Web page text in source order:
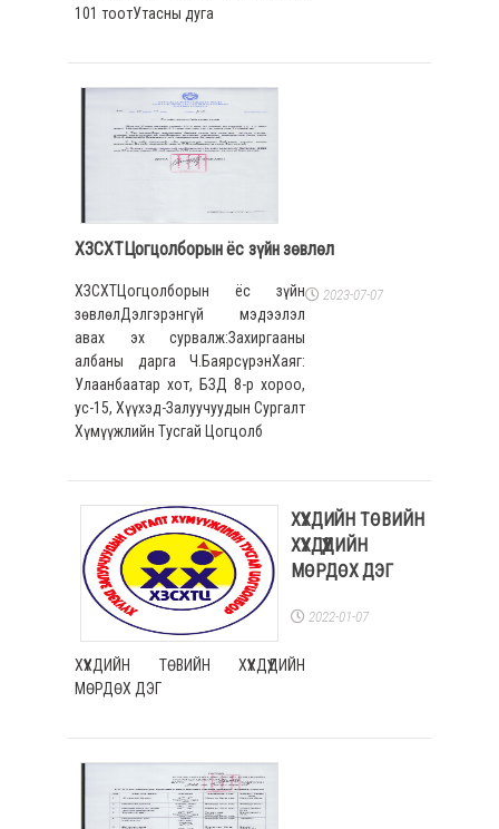
101 тоотУтасны дуга
ХЗСХТЦогцолборын ёс зүйн зөвлөл
2023-07-07
ХЗСХТЦогцолборын ёс зүйн
зөвлөлДэлгэрэнгүй мэдээлэл
авах эх сурвалж:Захиргааны
албаны дарга Ч.БаярсүрэнХаяг:
Улаанбаатар хот, БЗД 8-р хороо,
ус-15, Хүүхэд-Залуучуудын Сургалт
Хүмүүжлийн Тусгай Цогцолб
ХҮҮХДИЙН ТӨВИЙН
ХҮҮХДҮҮДИЙН
МӨРДӨХ ДЭГ
2022-01-07
ХҮҮХДИЙН ТӨВИЙН ХҮҮХДҮҮДИЙН
МӨРДӨХ ДЭГ